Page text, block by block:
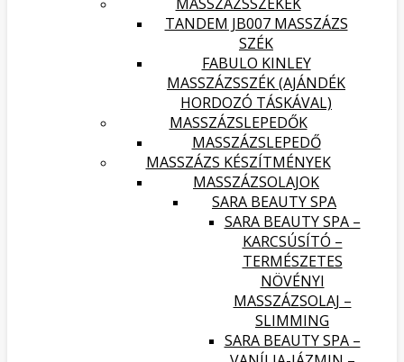
TANDEM JB007 MASSZÁZS
SZÉK
FABULO KINLEY
MASSZÁZSSZÉK (AJÁNDÉK
HORDOZÓ TÁSKÁVAL)
MASSZÁZSLEPEDŐK
MASSZÁZSLEPEDŐ
MASSZÁZS KÉSZÍTMÉNYEK
MASSZÁZSOLAJOK
SARA BEAUTY SPA
SARA BEAUTY SPA –
KARCSÚSÍTÓ –
TERMÉSZETES
NÖVÉNYI
MASSZÁZSOLAJ –
SLIMMING
SARA BEAUTY SPA –